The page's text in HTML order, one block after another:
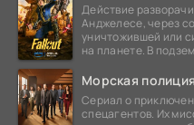
Действие
Анджелесе, через
уничтожившей или
на планете. В
Морская
Сериал о
спецагентов. Их